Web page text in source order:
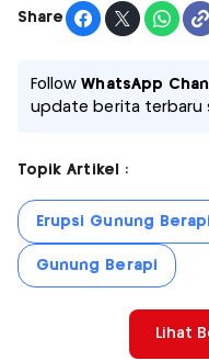
Share
FollowWhatsApp
update berita terbaru
Topik Artikel :
Erupsi Gunung Berapi
Gunung Berapi
Lihat